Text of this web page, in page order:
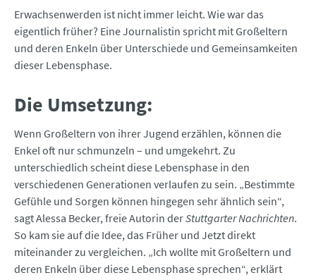
Erwachsenwerden ist nicht immer leicht. Wie war das
eigentlich früher? Eine Journalistin spricht mit Großeltern
und deren Enkeln über Unterschiede und Gemeinsamkeiten
dieser Lebensphase.
Die Umsetzung:
Wenn Großeltern von ihrer Jugend erzählen, können die
Enkel oft nur schmunzeln – und umgekehrt. Zu
unterschiedlich scheint diese Lebensphase in den
verschiedenen Generationen verlaufen zu sein. „Bestimmte
Gefühle und Sorgen können hingegen sehr ähnlich sein“,
sagt Alessa Becker, freie Autorin derStuttgarter Nachrichten.
So kam sie auf die Idee, das Früher und Jetzt direkt
miteinander zu vergleichen. „Ich wollte mit Großeltern und
deren Enkeln über diese Lebensphase sprechen“, erklärt